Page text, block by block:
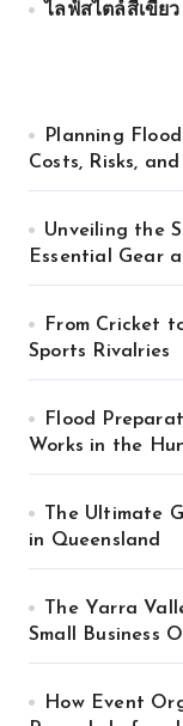
ไลฟ์สไตล์สีเขียว
Planning
Costs, Risks,
Unveiling the
Essential Gear
From Cricket
Sports Rivalries
Flood
Works in the
The Ultimate
in Queensland
The Yarra
Small Business
How Event